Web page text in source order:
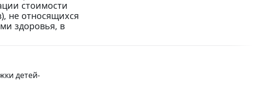
стоимости
не относящихся
здоровья, в
детей-